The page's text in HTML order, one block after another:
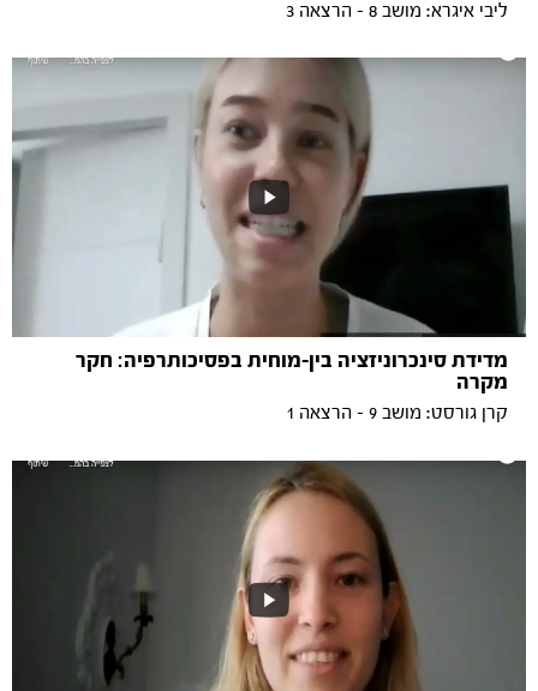
ליבי איגרא: מושב 8 - הרצאה 3
מדידת סינכרוניזציה בין-מוחית בפסיכותרפיה: חקר
מקרה
קרן גורסט: מושב 9 - הרצאה 1